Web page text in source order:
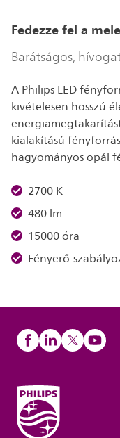
Fedezze fel a
Barátságos,
A Philips LED
kivételesen hosszú
kialakítású
hagyományos opál
2700 K
480 lm
15000 óra
Fényerő-